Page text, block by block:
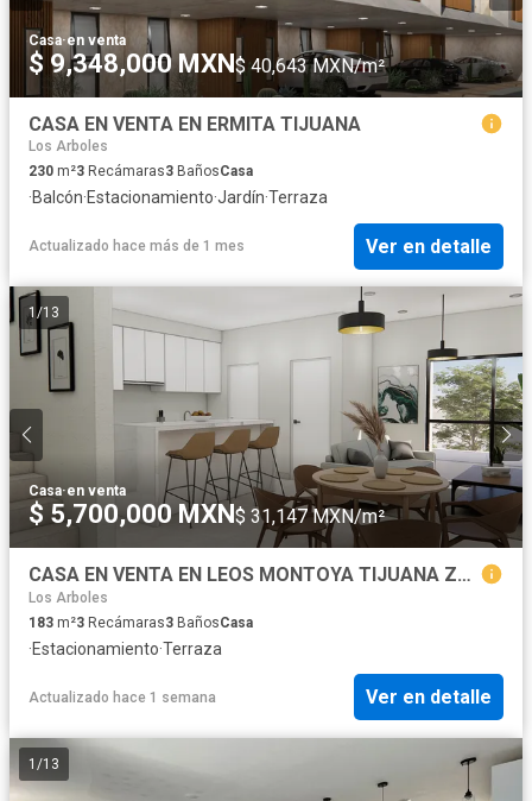
Casa·en venta
$ 9,348,000 MXN$ 40,643 MXN/m²
CASA EN VENTA EN ERMITA TIJUANA
Los Arboles
230 m²3 Recámaras3 BañosCasa
·Balcón·Estacionamiento·Jardín·Terraza
Actualizado hace más de 1 mes Ver en detalle
1 /13
Casa·en venta
$ 5,700,000 MXN$ 31,147 MXN/m²
CASA EN VENTA EN LEOS MONTOYA TIJUANA ZONA ERMITA SUR
Los Arboles
183 m²3 Recámaras3 BañosCasa
·Estacionamiento·Terraza
Actualizado hace 1 semana Ver en detalle
1 /13